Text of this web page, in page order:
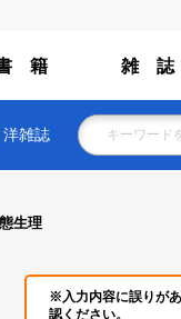
籍 雑 誌
洋雑誌
生理
※入力内容に誤りが
認ください。